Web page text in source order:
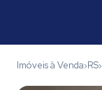
Imóveis à Venda›RS›